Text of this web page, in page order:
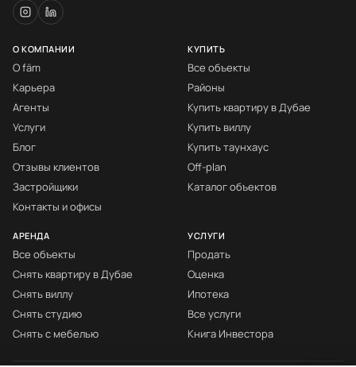
О КОМПАНИИ
О fäm
Карьера
Агенты
Услуги
Блог
Отзывы клиентов
Застройщики
Контакты и офисы
КУПИТЬ
Все объекты
Районы
Купить квартиру в Дубае
Купить виллу
Купить таунхаус
Off-plan
Каталог объектов
АРЕНДА
Все объекты
Снять квартиру в Дубае
Снять виллу
Снять студию
Снять с мебелью
УСЛУГИ
Продать
Оценка
Ипотека
Все услуги
Книга Инвестора